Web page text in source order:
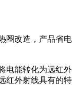
圈改造，产品省电
电能转化为远红外
红外射线具有的特